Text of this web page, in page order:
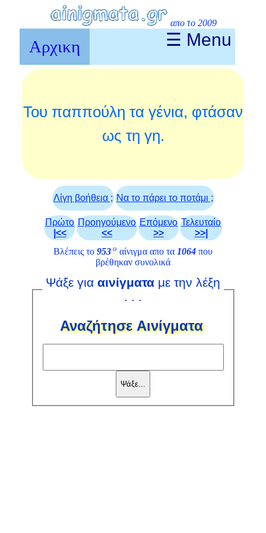
απο το 2009
Αρχικη ☰ Menu
Του παππούλη τα γένια, φτάσαν
ως τη γη.
Λίγη βοήθεια ; Να το πάρει το ποτάμι ;
Πρώτο
|<<
Προηγούμενο
<<
Επόμενο
>>
Τελευταίο
>>|
Βλέπεις το 953 ο αίνιγμα απο τα 1064 που
βρέθηκαν συνολικά
Ψάξε για αινίγματα με την λέξη
. . .
Αναζήτησε Αινίγματα